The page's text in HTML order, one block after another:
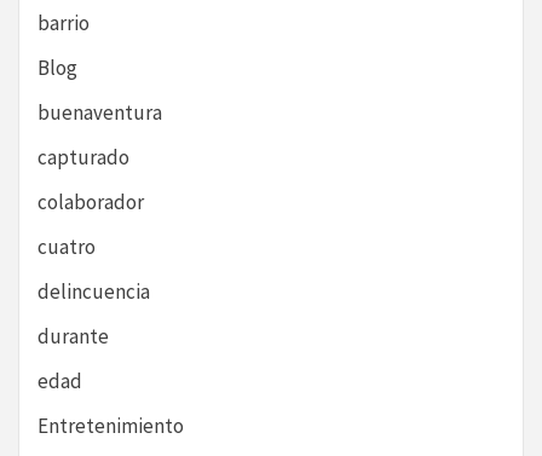
barrio
Blog
buenaventura
capturado
colaborador
cuatro
delincuencia
durante
edad
Entretenimiento